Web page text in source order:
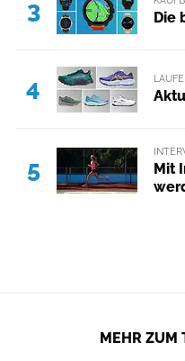
3 Die
4
5
Mit
MEHR ZUM